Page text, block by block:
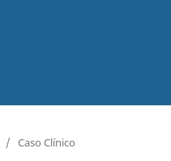
/ Caso Clínico